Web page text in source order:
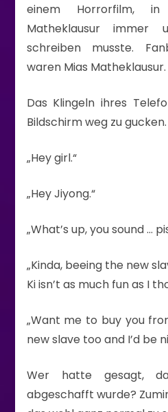
einem Horrorfilm,
Matheklausur immer
schreiben musste.
waren Mias Matheklausur.
Das Klingeln ihres
Bildschirm weg zu gucken.
„Hey girl.“
„Hey Jiyong.“
„What’s up, you sound …
„Kinda, beeing the new
Ki isn’t as much fun as I
„Want me to buy you
new slave too and I’d be
Wer hatte gesagt,
abgeschafft wurde?